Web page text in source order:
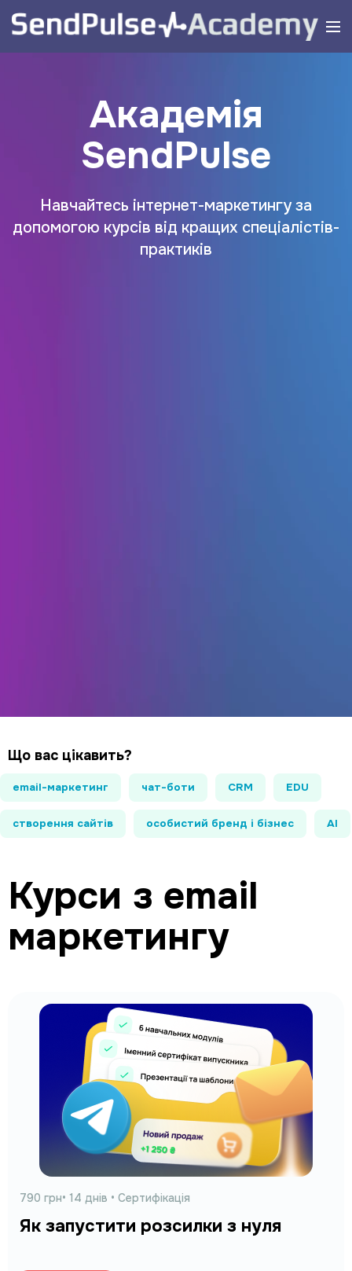
Академія
SendPulse
Навчайтесь інтернет-маркетингу за
допомогою курсів від кращих спеціалістів-
практиків
Що вас цікавить?
email-маркетинг чат-боти CRM EDU
створення сайтів особистий бренд і бізнес AI
Курси з email
маркетингу
790 грн• 14 днів • Сертифікація
Як запустити розсилки з нуля